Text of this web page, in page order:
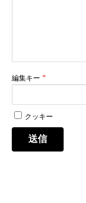
編集キー
クッキー
送信